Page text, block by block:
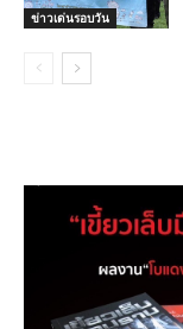
ข่าวเด่นรอบวัน